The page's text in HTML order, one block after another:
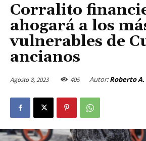
Corralito
ahogará a los
vulnerables de
ancianos
Agosto 8, 2023 405 Autor: Roberto A.